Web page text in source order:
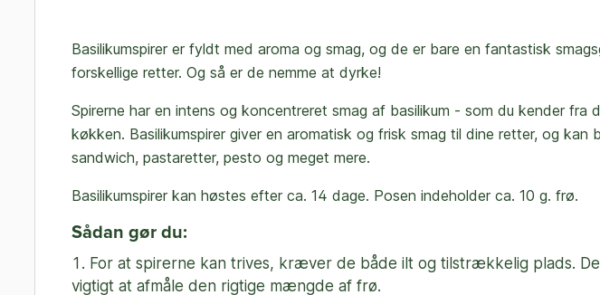
Basilikumspirer er fyldt med aroma og smag, og de er bare en fantastisk
forskellige retter. Og så er de nemme at dyrke!
Spirerne har en intens og koncentreret smag af basilikum - som du kender fra
køkken. Basilikumspirer giver en aromatisk og frisk smag til dine retter, og kan
sandwich, pastaretter, pesto og meget mere.
Basilikumspirer kan høstes efter ca. 14 dage. Posen indeholder ca. 10 g. frø.
Sådan gør du:
For at spirerne kan trives, kræver de både ilt og tilstrækkelig plads.
vigtigt at afmåle den rigtige mængde af frø.